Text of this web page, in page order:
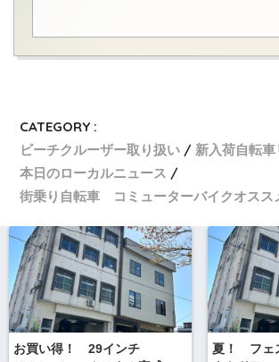
CATEGORY :
ビーチクルーザー取り扱い
新入荷自転車
本日のローカルニュース
街乗り自転車 コミューターバイクオスス
お買い得！ 29インチ
夏！ フェ